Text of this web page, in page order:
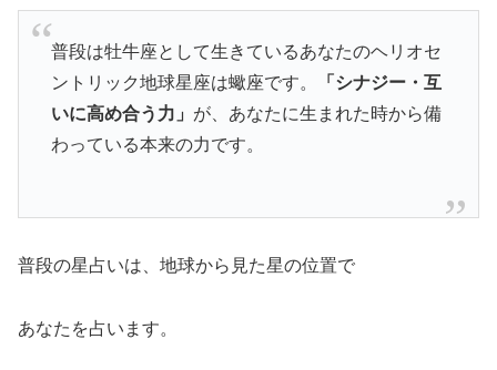
普段は牡牛座として生きているあなたのヘリオセ
ントリック地球星座は蠍座です。
「シナジー・互
いに高め合う力」 が、あなたに生まれた時から備
わっている本来の力です。
普段の星占いは、地球から見た星の位置で
あなたを占います。